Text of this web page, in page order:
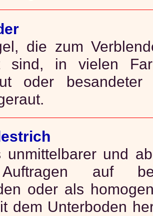
die zum
sind, in vielen
oder besandeter
unmittelbarer und
auf
oder als
dem Unterboden